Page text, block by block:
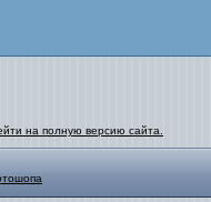
на полную версию сайта.